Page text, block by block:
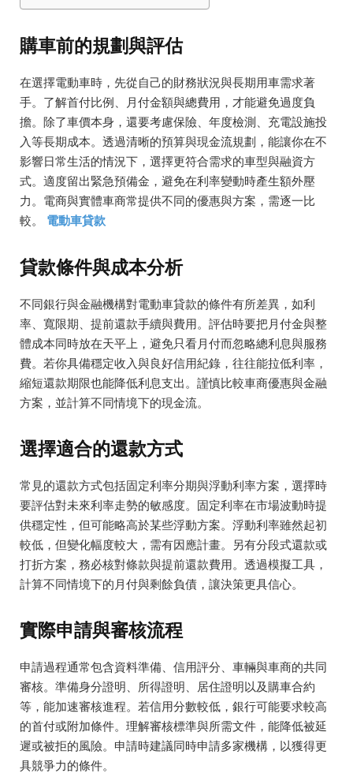
購車前的規劃與評估
在選擇電動車時，先從自己的財務狀況與長期用車需求著
手。了解首付比例、月付金額與總費用，才能避免過度負
擔。除了車價本身，還要考慮保險、年度檢測、充電設施投
入等長期成本。透過清晰的預算與現金流規劃，能讓你在不
影響日常生活的情況下，選擇更符合需求的車型與融資方
式。適度留出緊急預備金，避免在利率變動時產生額外壓
力。電商與實體車商常提供不同的優惠與方案，需逐一比
較。 電動車貸款
貸款條件與成本分析
不同銀行與金融機構對電動車貸款的條件有所差異，如利
率、寬限期、提前還款手續與費用。評估時要把月付金與整
體成本同時放在天平上，避免只看月付而忽略總利息與服務
費。若你具備穩定收入與良好信用紀錄，往往能拉低利率，
縮短還款期限也能降低利息支出。謹慎比較車商優惠與金融
方案，並計算不同情境下的現金流。
選擇適合的還款方式
常見的還款方式包括固定利率分期與浮動利率方案，選擇時
要評估對未來利率走勢的敏感度。固定利率在市場波動時提
供穩定性，但可能略高於某些浮動方案。浮動利率雖然起初
較低，但變化幅度較大，需有因應計畫。另有分段式還款或
打折方案，務必核對條款與提前還款費用。透過模擬工具，
計算不同情境下的月付與剩餘負債，讓決策更具信心。
實際申請與審核流程
申請過程通常包含資料準備、信用評分、車輛與車商的共同
審核。準備身分證明、所得證明、居住證明以及購車合約
等，能加速審核進程。若信用分數較低，銀行可能要求較高
的首付或附加條件。理解審核標準與所需文件，能降低被延
遲或被拒的風險。申請時建議同時申請多家機構，以獲得更
具競爭力的條件。